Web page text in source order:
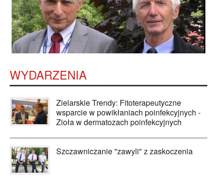
WYDARZENIA
Zielarskie Trendy: Fitoterapeutyczne
wsparcie w powikłaniach poinfekcyjnych -
Zioła w dermatozach poinfekcyjnych
Szczawniczanie "zawyli" z zaskoczenia